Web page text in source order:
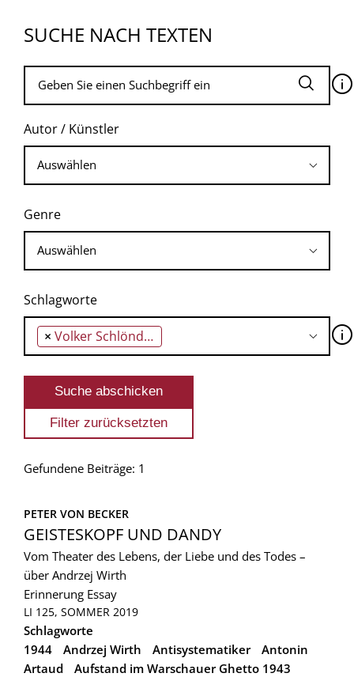
SUCHE NACH TEXTEN
🛈
Autor / Künstler
Genre
Schlagworte
× Volker Schlöndorff 🛈
Gefundene Beiträge: 1
PETER VON BECKER
GEISTESKOPF UND DANDY
Vom Theater des Lebens, der Liebe und des Todes –
über Andrzej Wirth
Erinnerung Essay
LI 125, SOMMER 2019
Schlagworte
1944
Andrzej Wirth Antisystematiker
Antonin
Artaud
Aufstand im Warschauer Ghetto 1943